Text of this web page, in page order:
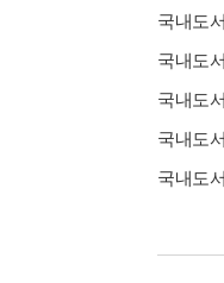
국내도
국내도
국내도
국내도
국내도